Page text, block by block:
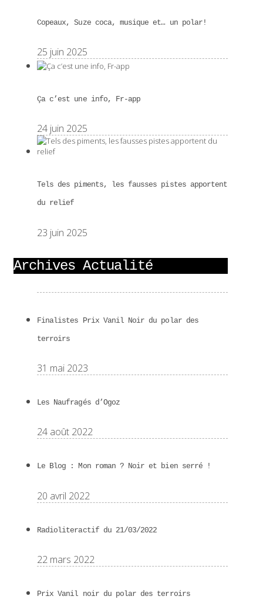
Copeaux, Suze coca, musique et… un polar!
25 juin 2025
Ça c’est une info, Fr-app
24 juin 2025
Tels des piments, les fausses pistes apportent
du relief
23 juin 2025
Archives Actualité
Finalistes Prix Vanil Noir du polar des
terroirs
31 mai 2023
Les Naufragés d’Ogoz
24 août 2022
Le Blog : Mon roman ? Noir et bien serré !
20 avril 2022
Radioliteractif du 21/03/2022
22 mars 2022
Prix Vanil noir du polar des terroirs